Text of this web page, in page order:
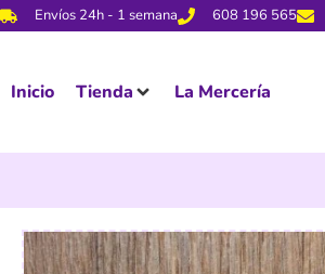
Envíos 24h - 1 semana 608 196 565
Inicio Tienda La Mercería